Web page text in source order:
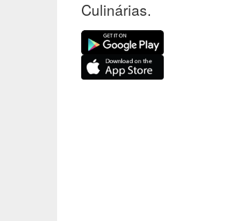
Culinárias.